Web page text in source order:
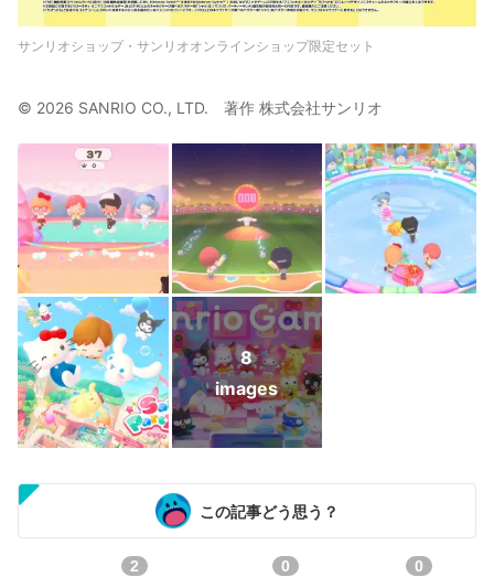
サンリオショップ・サンリオオンラインショップ限定セット
© 2026 SANRIO CO., LTD. 著作 株式会社サンリオ
8
images
この記事どう思う？
2 0 0